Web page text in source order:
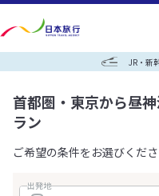
JR・新
首都圏・東京から昼
ラン
ご希望の条件をお選びくだ
出発地